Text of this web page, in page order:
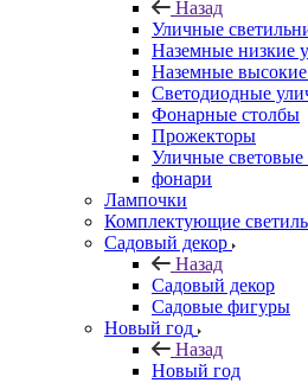
Назад
Уличные
Наземные низкие
Наземные
Светодиодные
Фонарные столбы
Прожекторы
Уличные
фонари
Лампочки
Комплектующие
Садовый декор
Назад
Садовый декор
Садовые фигуры
Новый год
Назад
Новый год